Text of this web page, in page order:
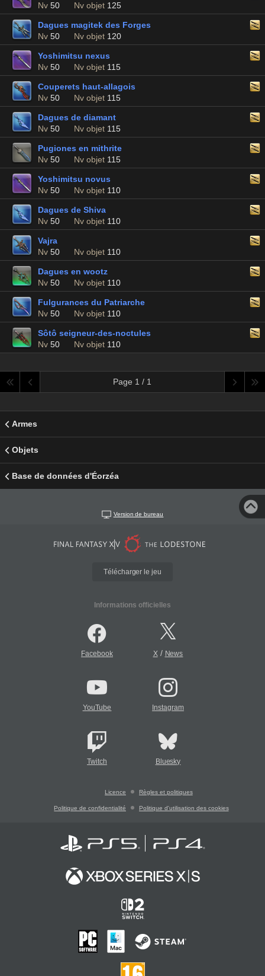
Nv 50 Nv objet 125
Dagues magitek des Forges
Nv 50 Nv objet 120
Yoshimitsu nexus
Nv 50 Nv objet 115
Couperets haut-allagois
Nv 50 Nv objet 115
Dagues de diamant
Nv 50 Nv objet 115
Pugiones en mithrite
Nv 50 Nv objet 115
Yoshimitsu novus
Nv 50 Nv objet 110
Dagues de Shiva
Nv 50 Nv objet 110
Vajra
Nv 50 Nv objet 110
Dagues en wootz
Nv 50 Nv objet 110
Fulgurances du Patriarche
Nv 50 Nv objet 110
Sôtô seigneur-des-noctules
Nv 50 Nv objet 110
Page 1 / 1
Armes
Objets
Base de données d'Éorzéa
Version de bureau
Télécharger le jeu
Informations officielles
Facebook X/ News
YouTube Instagram
Twitch Bluesky
Licence Règles et politiques
Politique de confidentialité Politique d'utilisation des cookies